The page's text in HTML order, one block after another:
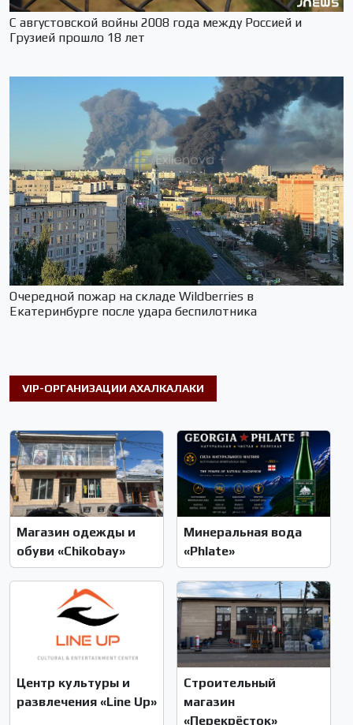
С августовской войны 2008 года между Россией и
Грузией прошло 18 лет
Очередной пожар на складе Wildberries в
Екатеринбурге после удара беспилотника
VIP-ОРГАНИЗАЦИИ АХАЛКАЛАКИ
Магазин одежды и
обуви «Chikobay»
Минеральная вода
«Phlate»
Центр культуры и
развлечения «Line Up»
Строительный
магазин
«Перекрёсток»